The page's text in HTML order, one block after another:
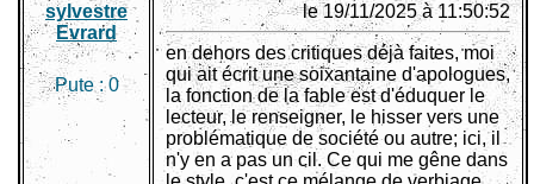
sylvestre
Evrard
Pute :0
le 19/11/2025 à 11:50:52
en dehors des critiques déjà faites, moi
qui ait écrit une soixantaine d'apologues,
la fonction de la fable est d'éduquer le
lecteur, le renseigner, le hisser vers une
problématique de société ou autre; ici, il
n'y en a pas un cil. Ce qui me gêne dans